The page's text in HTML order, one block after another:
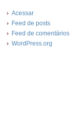
Acessar
Feed de posts
Feed de comentários
WordPress.org